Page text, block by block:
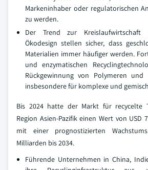
Markeninhaber oder regulatorischen
zu werden.
Der Trend zur
Ökodesign stellen sicher, dass
Materialien immer häufiger werden.
und enzymatischen
Rückgewinnung von Polymeren und
insbesondere für komplexe und
Bis 2024 hatte der Markt für recycelte
Region Asien-Pazifik einen Wert von USD
mit einer prognostizierten
Milliarden bis 2034.
Führende Unternehmen in China,